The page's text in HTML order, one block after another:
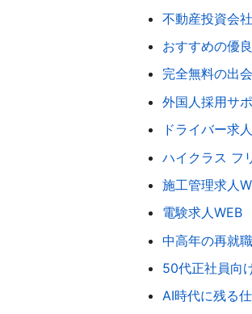
不動産投資会
おすすめの優
完全無料の出
外国人採用サ
ドライバー求
ハイクラス フ
施工管理求人
電験求人WEB
中高年の再就
50代正社員向
AI時代に残る